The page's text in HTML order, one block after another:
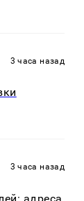
3 часа назад
3 часа назад
адреса